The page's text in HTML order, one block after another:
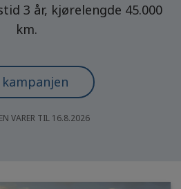
3 år, kjørelengde 45.000
km.
kampanjen
VARER TIL 16.8.2026